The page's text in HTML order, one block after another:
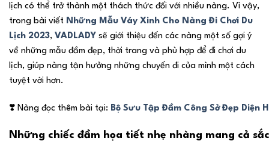
lịch có thể trở thành một thách thức đối với nhiều nàng. Vì vậy,
trong bài viết Những Mẫu Váy Xinh Cho Nàng Đi Chơi Du
Lịch 2023, VADLADY sẽ giới thiệu đến các nàng một số gợi ý
về những mẫu đầm đẹp, thời trang và phù hợp để đi chơi du
lịch, giúp nàng tận hưởng những chuyến đi của mình một cách
tuyệt vời hơn.
❣️ Nàng đọc thêm bài tại: Bộ Sưu Tập Đầm Công Sở Đẹp Diện
Những chiếc đầm họa tiết nhẹ nhàng mang cả